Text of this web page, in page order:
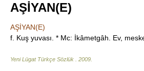
AŞİYAN(E)
AŞİYAN(E)
f. Kuş yuvası. * Mc: İkâmetgâh. Ev,
Yeni Lügat Türkçe Sözlük 2009